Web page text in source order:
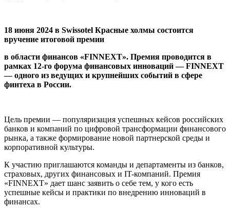
18 июня 2024 в Swissotel Красные холмы состоится
вручение итоговой премии
в области финансов «FINNEXT». Премия проводится в
рамках 12-го форума финансовых инноваций — FINNEXT
— одного из ведущих и крупнейших событий в сфере
финтеха в России.
Цель премии — популяризация успешных кейсов российских
банков и компаний по цифровой трансформации финансового
рынка, а также формирование новой партнерской среды и
корпоративной культуры.
К участию приглашаются команды и департаменты из банков,
страховых, других финансовых и IT-компаний. Премия
«FINNEXT» дает шанс заявить о себе тем, у кого есть
успешные кейсы и практики по внедрению инноваций в
финансах.